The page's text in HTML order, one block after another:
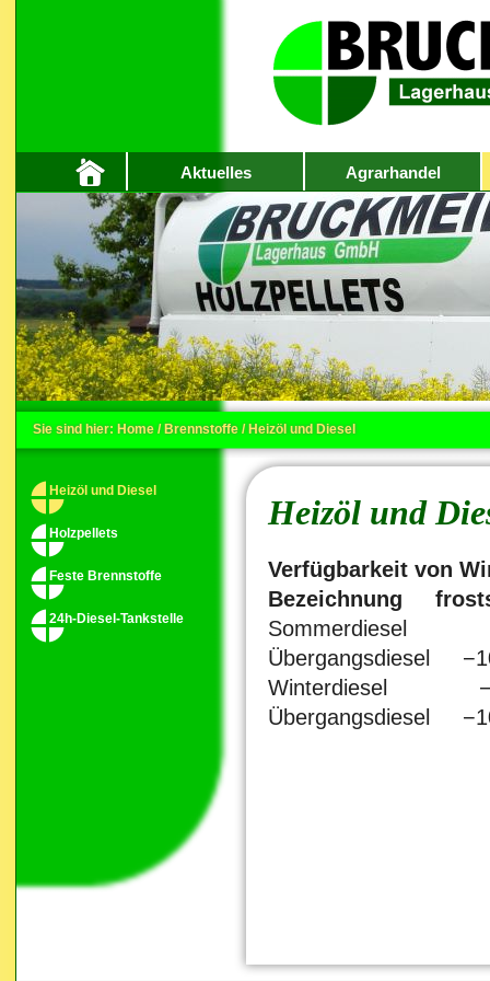
Aktuelles Agrarhandel
Heizöl und Diesel
Holzpellets
Feste Brennstoffe
24h-Diesel-Tankstelle
Sie sind hier: Home / Brennstoffe / Heizöl und Diesel
Heizöl und
Verfügbarkeit von
Bezeichnung
Sommerdiesel
Übergangsdiesel
Winterdiesel
Übergangsdiesel